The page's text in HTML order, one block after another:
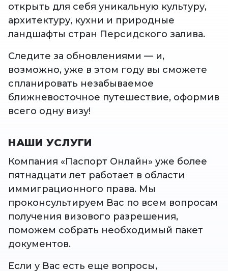
открыть для себя уникальную культуру,
архитектуру, кухни и природные
ландшафты стран Персидского залива.
Следите за обновлениями — и,
возможно, уже в этом году вы сможете
спланировать незабываемое
ближневосточное путешествие, оформив
всего одну визу!
НАШИ УСЛУГИ
Компания «Паспорт Онлайн» уже более
пятнадцати лет работает в области
иммиграционного права. Мы
проконсультируем Вас по всем вопросам
получения визового разрешения,
поможем собрать необходимый пакет
документов.
Если у Вас есть еще вопросы,